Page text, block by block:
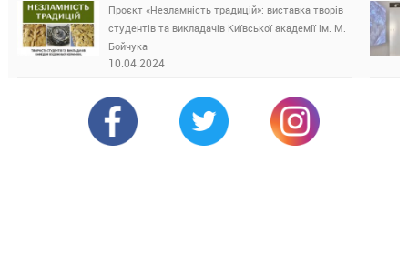
Проєкт «Незламність традицій»: виставка творів
студентів та викладачів Київської академії ім. М.
Бойчука
10.04.2024